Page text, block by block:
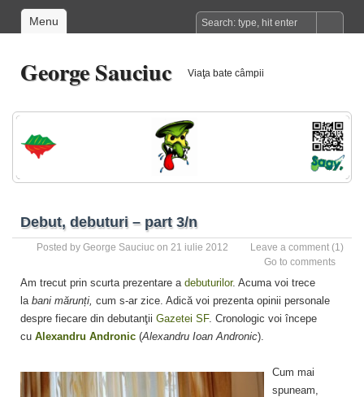
Menu
George Sauciuc Viaţa bate câmpii
Debut, debuturi – part 3/n
Posted by George Sauciuc on 21 iulie 2012 Leave a comment (1)
Go to comments
Am trecut prin scurta prezentare a debuturilor. Acuma voi trece
la bani mărunți, cum s-ar zice. Adică voi prezenta opinii personale
despre fiecare din debutanţii Gazetei SF. Cronologic voi începe
cu Alexandru Andronic (Alexandru Ioan Andronic).
Cum mai
spuneam,